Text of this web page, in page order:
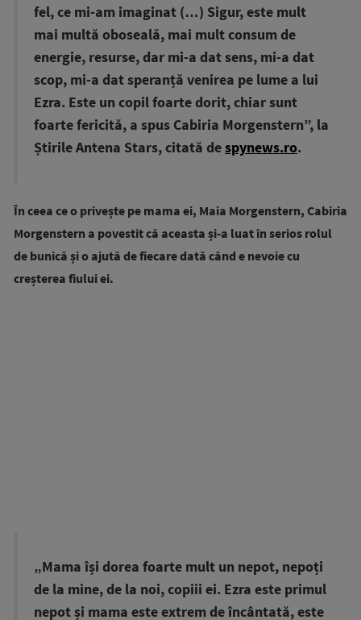
fel, ce mi-am imaginat (…) Sigur, este mult
mai multă oboseală, mai mult consum de
energie, resurse, dar mi-a dat sens, mi-a dat
scop, mi-a dat speranță venirea pe lume a lui
Ezra. Este un copil foarte dorit, chiar sunt
foarte fericită, a spus Cabiria Morgenstern”, la
Știrile Antena Stars, citată despynews.ro.
În ceea ce o privește pe mama ei, Maia Morgenstern, Cabiria
Morgenstern a povestit că aceasta și-a luat în serios rolul
de bunică și o ajută de fiecare dată când e nevoie cu
creșterea fiului ei.
„Mama își dorea foarte mult un nepot, nepoți
de la mine, de la noi, copiii ei. Ezra este primul
nepot și mama este extrem de încântată, este